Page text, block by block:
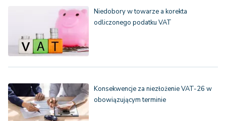
Niedobory w towarze a korekta
odliczonego podatku VAT
Konsekwencje za niezłożenie VAT-26 w
obowiązującym terminie